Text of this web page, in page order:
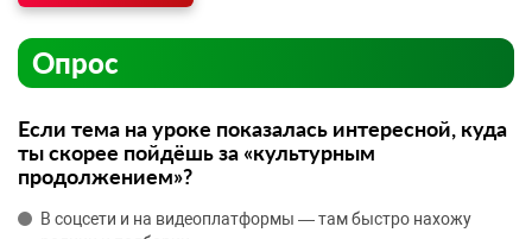
Опрос
Если тема на уроке показалась интересной, куда
ты скорее пойдёшь за «культурным
продолжением»?
В соцсети и на видеоплатформы — там быстро нахожу